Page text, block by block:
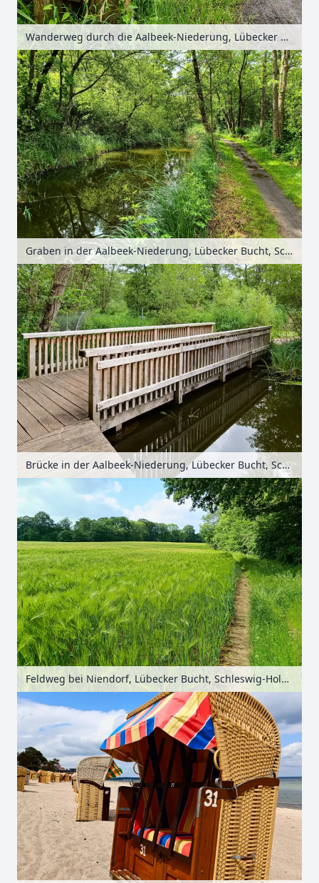
Wanderweg durch die Aalbeek-Niederung, Lübecker Bucht, Schleswig-Holstein, Deutschland
Graben in der Aalbeek-Niederung, Lübecker Bucht, Schleswig-Holstein, Deutschland
Brücke in der Aalbeek-Niederung, Lübecker Bucht, Schleswig-Holstein, Deutschland
Feldweg bei Niendorf, Lübecker Bucht, Schleswig-Holstein, Deutschland